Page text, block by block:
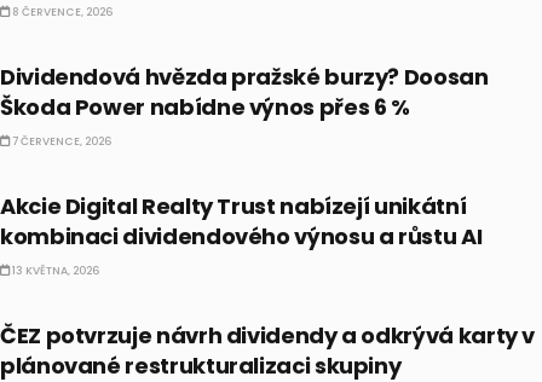
8 ČERVENCE, 2026
Dividendová hvězda pražské burzy? Doosan
Škoda Power nabídne výnos přes 6 %
7 ČERVENCE, 2026
Akcie Digital Realty Trust nabízejí unikátní
kombinaci dividendového výnosu a růstu AI
13 KVĚTNA, 2026
ČEZ potvrzuje návrh dividendy a odkrývá karty v
plánované restrukturalizaci skupiny